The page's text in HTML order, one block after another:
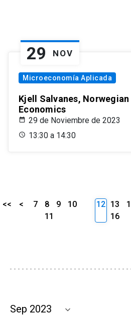
29 NOV
Microeconomía Aplicada
Kjell Salvanes,
Economics
29 de Noviembre de 2023
13:30 a 14:30
<< < 7 8 9
10
11
12 13
16